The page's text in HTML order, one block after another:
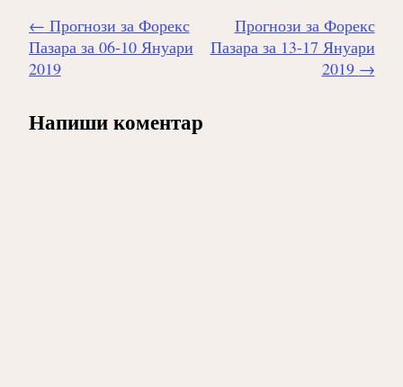
Навигиране
на
публикацията
← Прогнози за Форекс
Пазара за 06-10 Януари
2019
Прогнози за Форекс
Пазара за 13-17 Януари
2019 →
Напиши коментар